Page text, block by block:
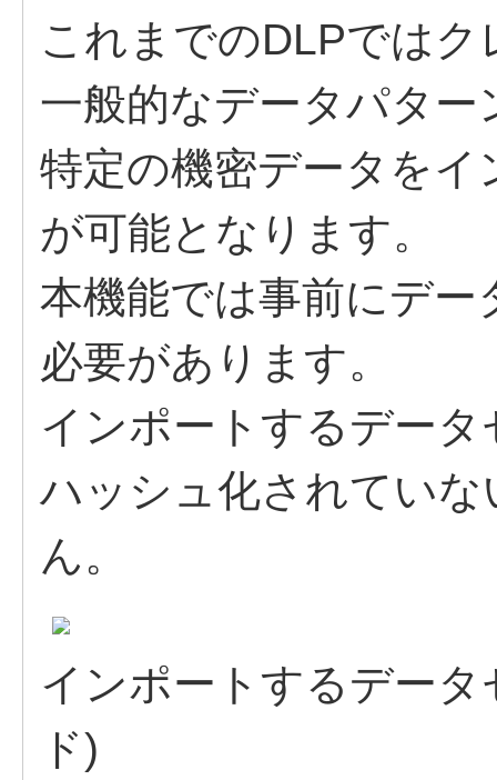
これまでのDLPでは
一般的なデータパター
特定の機密データを
が可能となります。
本機能では事前にデ
必要があります。
インポートするデー
ハッシュ化されてい
ん。
インポートするデー
ド)